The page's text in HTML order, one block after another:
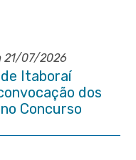
21/07/2026
Itaboraí
dos
Concurso